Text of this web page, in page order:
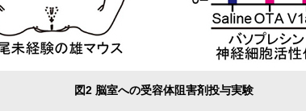
図2 脳室への受容体阻害剤投与実験